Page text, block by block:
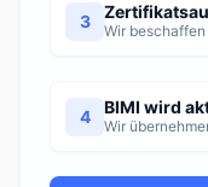
3 Wir beschaffen
4 BIMI wird
Wir